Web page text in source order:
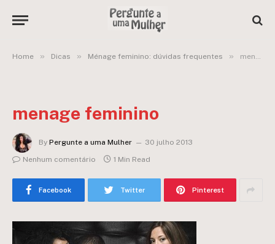
Home » Dicas » Ménage feminino: dúvidas frequentes » menage feminino
menage feminino
By Pergunte a uma Mulher
30 julho 2013
Nenhum comentário
1 Min Read
Facebook Twitter Pinterest